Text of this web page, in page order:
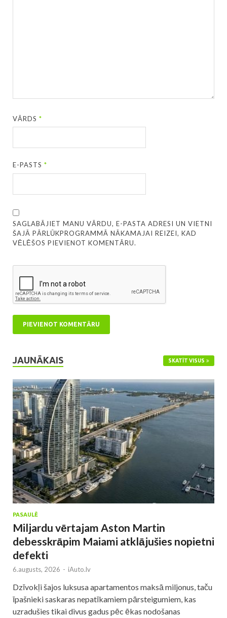
VĀRDS*
E-PASTS*
SAGLABĀJIET MANU VĀRDU, E-PASTA ADRESI UN VIETNI
ŠAJĀ PĀRLŪKPROGRAMMĀ NĀKAMAJAI REIZEI, KAD
VĒLĒŠOS PIEVIENOT KOMENTĀRU.
JAUNĀKAIS SKATĪT VISUS
PASAULĒ
Miljardu vērtajam Aston Martin
debesskrāpim Maiami atklājušies nopietni
defekti
6.augusts, 2026 - iAuto.lv
Dzīvokļi šajos luksusa apartamentos maksā miljonus, taču
īpašnieki saskaras nepatīkamiem pārsteigumiem, kas
uzradušies tikai divus gadus pēc ēkas nodošanas